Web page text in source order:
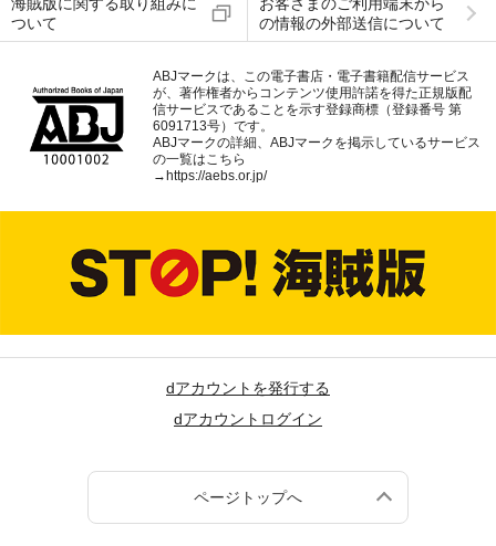
ついて
の情報の外部送信について
ABJマークは、この電子書店・電子書籍配信サービス
が、著作権者からコンテンツ使用許諾を得た正規版配
信サービスであることを示す登録商標（登録番号 第
6091713号）です。
ABJマークの詳細、ABJマークを掲示しているサービス
の一覧はこちら
→https://aebs.or.jp/
dアカウントを発行する
dアカウントログイン
ページトップへ